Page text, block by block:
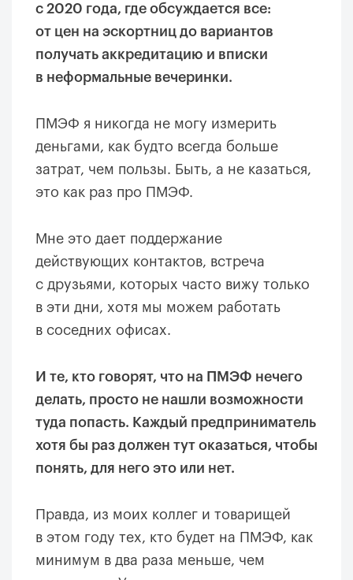
с 2020 года, где обсуждается все:
от цен на эскортниц до вариантов
получать аккредитацию и вписки
в неформальные вечеринки.
ПМЭФ я никогда не могу измерить
деньгами, как будто всегда больше
затрат, чем пользы. Быть, а не казаться,
это как раз про ПМЭФ.
Мне это дает поддержание
действующих контактов, встреча
с друзьями, которых часто вижу только
в эти дни, хотя мы можем работать
в соседних офисах.
И те, кто говорят, что на ПМЭФ нечего
делать, просто не нашли возможности
туда попасть. Каждый предприниматель
хотя бы раз должен тут оказаться, чтобы
понять, для него это или нет.
Правда, из моих коллег и товарищей
в этом году тех, кто будет на ПМЭФ, как
минимум в два раза меньше, чем